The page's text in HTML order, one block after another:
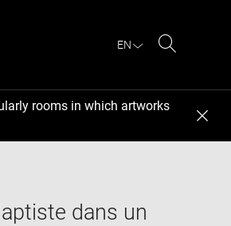
EN
rooms in which artworks
dans un